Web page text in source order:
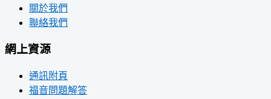
關於我們
聯絡我們
網上資源
通訊附頁
福音問題解答